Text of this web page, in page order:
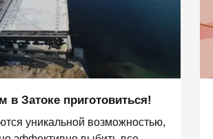
в Затоке приготовиться!
уникальной возможностью,